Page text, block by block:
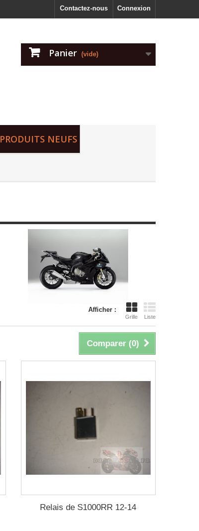
Connexion
Contactez-nous
Panier (vide)
PRODUITS NEUFS
Afficher :
Grille Liste
Comparer (0)
Relais de S1000RR 12-14